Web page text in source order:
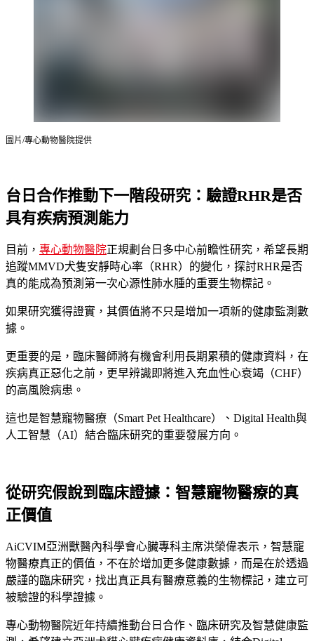
圖片/專心動物醫院提供
台日合作推動下一階段研究：驗證RHR是否
具有疾病預測能力
目前， 專心動物醫院正規劃台日多中心前瞻性研究，希望長期
追蹤MMVD犬隻安靜時心率（RHR）的變化，探討RHR是否
真的能成為預測第一次心源性肺水腫的重要生物標記。
如果研究獲得證實，其價值將不只是增加一項新的健康監測數
據。
更重要的是，臨床醫師將有機會利用長期累積的健康資料，在
疾病真正惡化之前，更早辨識即將進入充血性心衰竭（CHF）
的高風險病患。
這也是智慧寵物醫療（Smart Pet Healthcare）、Digital Health與
人工智慧（AI）結合臨床研究的重要發展方向。
從研究假說到臨床證據：智慧寵物醫療的真
正價值
AiCVIM亞洲獸醫內科學會心臟專科主席洪榮偉表示，智慧寵
物醫療真正的價值，不在於增加更多健康數據，而是在於透過
嚴謹的臨床研究，找出真正具有醫療意義的生物標記，建立可
被驗證的科學證據。
專心動物醫院近年持續推動台日合作、臨床研究及智慧健康監